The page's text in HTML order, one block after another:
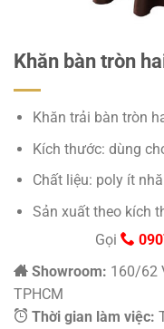
Khăn bàn tròn
Khăn trải bàn tròn
Kích thước: dùng
Chất liệu: poly ít
Sản xuất theo kích
Gọi
Showroom: 160/62
TPHCM
Thời gian làm việc: